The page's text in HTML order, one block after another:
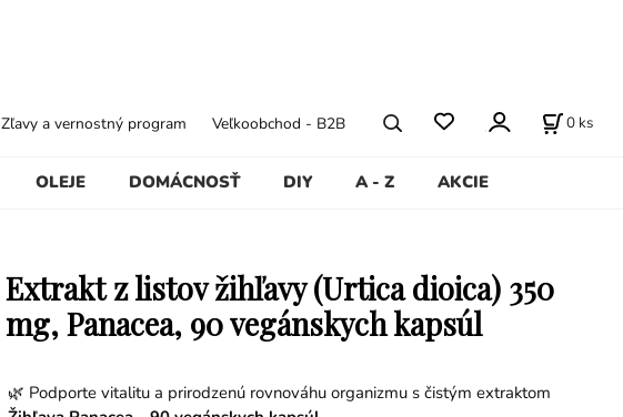
OLEJE DOMÁCNOSŤ DIY A - Z AKCIE
Zľavy a vernostný program Veľkoobchod - B2B 0 ks
Extrakt z listov žihľavy (Urtica dioica) 350
mg, Panacea, 90 vegánskych kapsúl
🌿 Podporte vitalitu a prirodzenú rovnováhu organizmu s čistým extraktom